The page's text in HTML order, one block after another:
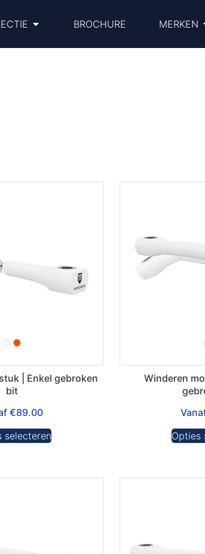
BROCHURE MERKEN
| Enkel gebroken
bit
€89.00
selecteren
Winderen
Opties